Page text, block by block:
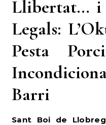
Llibertat… i
Legals:
Pesta
Barri
Sant Boi de